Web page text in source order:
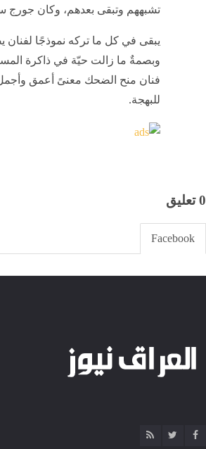
تشبههم وتبقى بعدهم، وكان جورج
يبقى في كل ما تركه نموذجًا
وبصمةٌ ما زالت حيّة في ذاكرة
فنان منح الضحك معنىً أعمق
للبهجة.
0 تعليق
Facebook